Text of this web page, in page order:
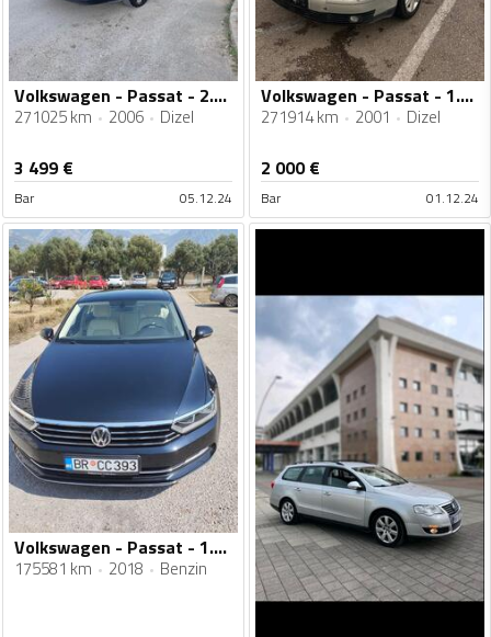
Volkswagen - Passat - 2.0 TDI 8v
271025 km 2006 Dizel
3 499 €
Bar 05.12.24
Volkswagen - Passat - 1.9 TDI Karavan
271914 km 2001 Dizel
2 000€
Bar 01.12.24
Volkswagen - Passat - 1.8 TSI SPORT
175581 km 2018 Benzin